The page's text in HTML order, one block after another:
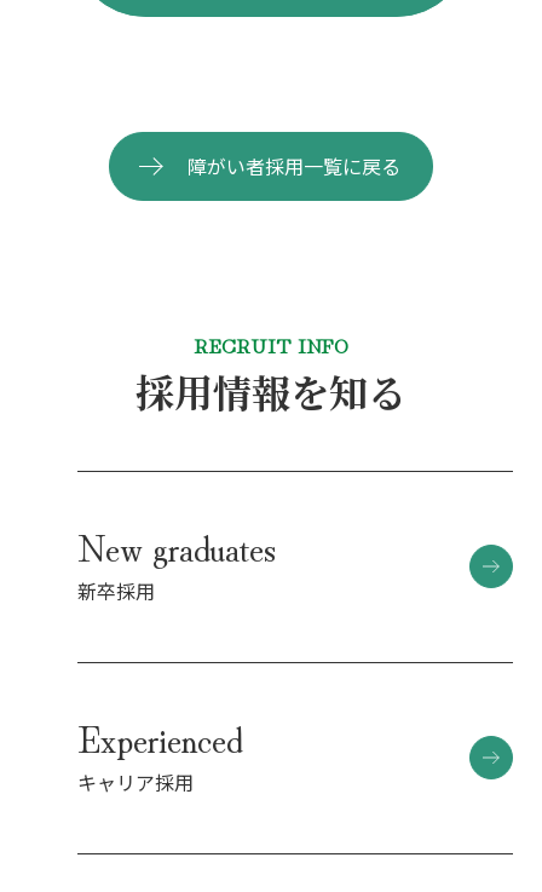
障がい者採用一覧に戻る
RECRUIT INFO
採用情報を知る
New graduates
新卒採用
Experienced
キャリア採用